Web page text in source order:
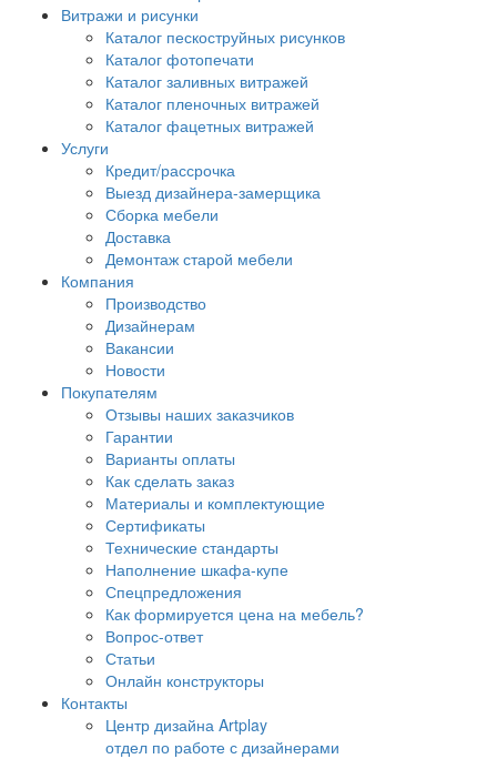
Витражи и рисунки
Каталог пескоструйных рисунков
Каталог фотопечати
Каталог заливных витражей
Каталог пленочных витражей
Каталог фацетных витражей
Услуги
Кредит/рассрочка
Выезд дизайнера-замерщика
Сборка мебели
Доставка
Демонтаж старой мебели
Компания
Производство
Дизайнерам
Вакансии
Новости
Покупателям
Отзывы наших заказчиков
Гарантии
Варианты оплаты
Как сделать заказ
Материалы и комплектующие
Сертификаты
Технические стандарты
Наполнение шкафа-купе
Спецпредложения
Как формируется цена на мебель?
Вопрос-ответ
Статьи
Онлайн конструкторы
Контакты
Центр дизайна Artplay
отдел по работе с дизайнерами